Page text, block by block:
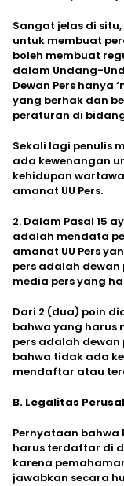
Sangat jelas di
untuk membuat
boleh membuat
dalam Undang-
Dewan Pers hanya
yang berhak dan
peraturan di
Sekali lagi penulis
ada kewenangan
kehidupan
amanat UU Pers.
2. Dalam Pasal 15
adalah mendata
amanat UU Pers
pers adalah
media pers yang
Dari 2 (dua) poin
bahwa yang harus
pers adalah dewan
bahwa tidak ada
mendaftar atau
B. Legalitas
Pernyataan
harus terdaftar di
karena
jawabkan secara